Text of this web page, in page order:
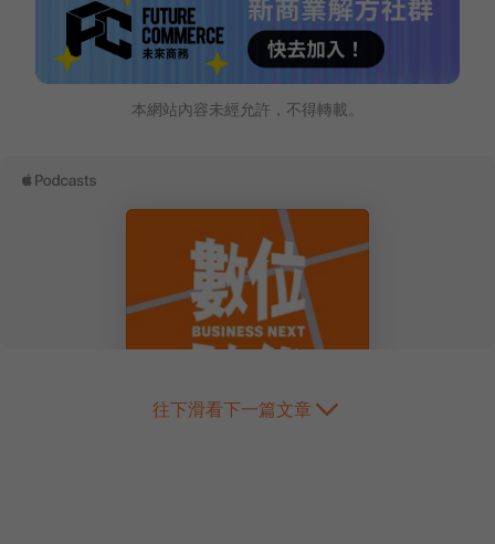
本網站內容未經允許，不得轉載。
往下滑看下一篇文章